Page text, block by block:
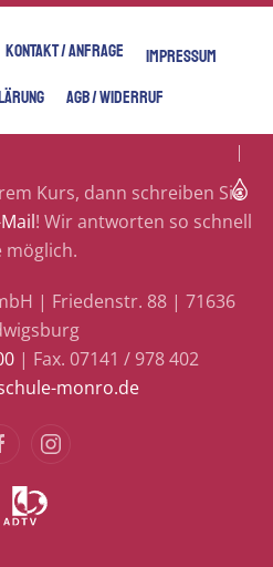
KONTAKT / ANFRAGE
IMPRESSUM
AGB / WIDERRUF
Kurs, dann schreiben Sie
! Wir antworten so schnell
möglich.
| Friedenstr. 88 | 71636
| Fax. 07141 / 978 402
monro.de